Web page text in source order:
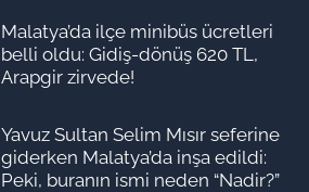
Malatya’da ilçe minibüs ücretleri
belli oldu: Gidiş-dönüş 620 TL,
Arapgir zirvede!
Yavuz Sultan Selim Mısır seferine
giderken Malatya’da inşa edildi:
Peki, buranın ismi neden “Nadir?”